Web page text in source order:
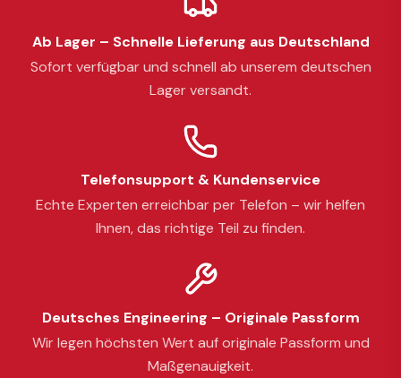
Ab Lager – Schnelle Lieferung aus Deutschland
Sofort verfügbar und schnell ab unserem deutschen
Lager versandt.
Telefonsupport & Kundenservice
Echte Experten erreichbar per Telefon – wir helfen
Ihnen, das richtige Teil zu finden.
Deutsches Engineering – Originale Passform
Wir legen höchsten Wert auf originale Passform und
Maßgenauigkeit.